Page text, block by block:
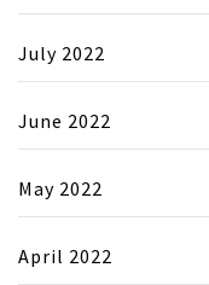
July 2022
June 2022
May 2022
April 2022